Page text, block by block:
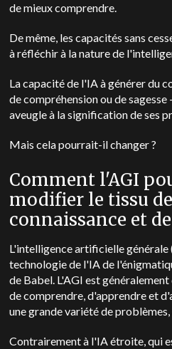
de mieux comprendre.
De même, les capacités sans
à réfléchir à la nature de
La capacité de l'IA à générer du
de compréhension ou de sagesse
aveugle à la signification de ses
Mais cela pourrait-il changer ?
Comment l'AGI
modifier le tissu
connaissance et
L'intelligence artificielle
technologie de l'IA de
de Babel. L'AGI est
de comprendre, d'apprendre et
une grande variété de
Contrairement à l'IA étroite, qui